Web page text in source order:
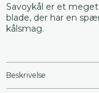
Savoykål er et
blade, der har en
kålsmag.
Beskrivelse